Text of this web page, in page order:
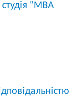
"MBA